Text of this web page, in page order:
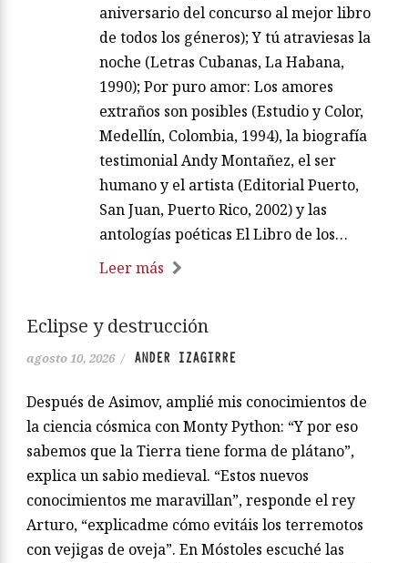
aniversario del concurso al mejor libro
de todos los géneros); Y tú atraviesas la
noche (Letras Cubanas, La Habana,
1990); Por puro amor: Los amores
extraños son posibles (Estudio y Color,
Medellín, Colombia, 1994), la biografía
testimonial Andy Montañez, el ser
humano y el artista (Editorial Puerto,
San Juan, Puerto Rico, 2002) y las
antologías poéticas El Libro de los…
Leer más
Eclipse y destrucción
agosto 10, 2026 / ANDER IZAGIRRE
Después de Asimov, amplié mis conocimientos de
la ciencia cósmica con Monty Python: “Y por eso
sabemos que la Tierra tiene forma de plátano”,
explica un sabio medieval. “Estos nuevos
conocimientos me maravillan”, responde el rey
Arturo, “explicadme cómo evitáis los terremotos
con vejigas de oveja”. En Móstoles escuché las